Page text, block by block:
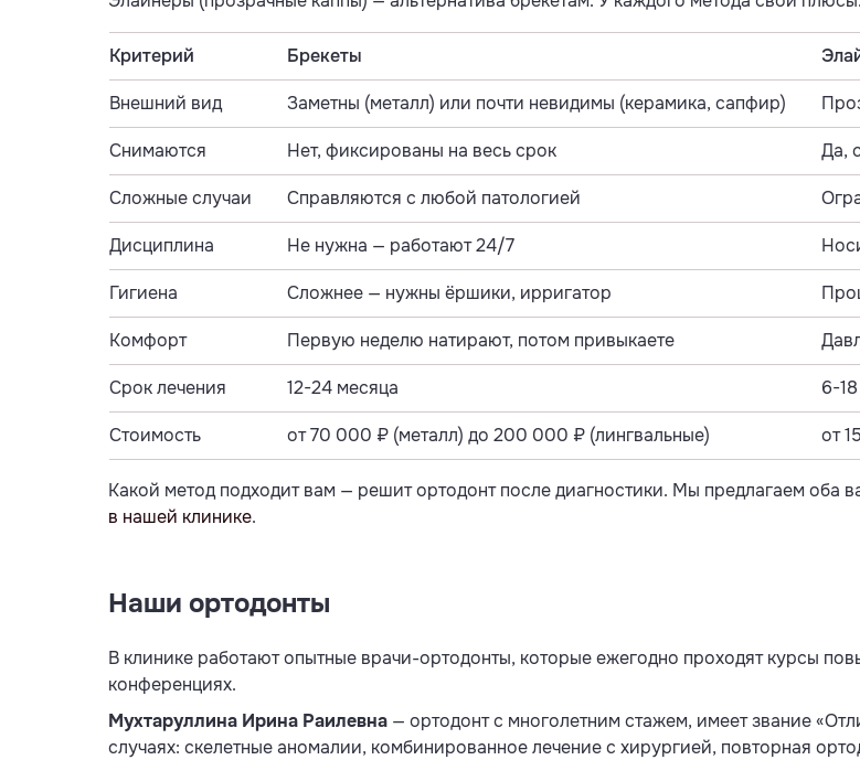
Критерий Брекеты
Внешний вид Заметны (металл) или почти невидимы (керамика, сапфир)
Снимаются Нет, фиксированы на весь срок Да,
Сложные случаи Справляются с любой патологией
Дисциплина Не нужна — работают 24/7
Гигиена Сложнее — нужны ёршики, ирригатор
Комфорт Первую неделю натирают, потом привыкаете
Срок лечения 12-24 месяца 6-
Стоимость от 70 000 ₽ (металл) до 200 000 ₽ (лингвальные) от
Какой метод подходит вам — решит ортодонт после диагностики. Мы предлагаем оба
в нашей клинике.
Наши ортодонты
В клинике работают опытные врачи-ортодонты, которые ежегодно проходят курсы
конференциях.
Мухтаруллина Ирина Раилевна — ортодонт с многолетним стажем, имеет звание
случаях: скелетные аномалии, комбинированное лечение с хирургией, повторная